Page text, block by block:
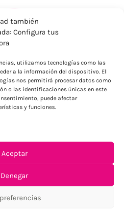
también
Configura tus
utilizamos tecnologías como las
a la información del dispositivo. El
nos permitirá procesar datos como
o las identificaciones únicas en este
puede afectar
y funciones.
Aceptar
Denegar
ECONÓMICOS
resto consultar
nuestro objetivo